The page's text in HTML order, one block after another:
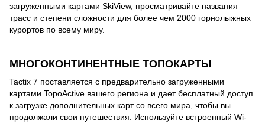
загруженными картами SkiView, просматривайте названия
трасс и степени сложности для более чем 2000 горнолыжных
курортов по всему миру.
МНОГОКОНТИНЕНТНЫЕ ТОПОКАРТЫ
Tactix 7 поставляется с предварительно загруженными
картами TopoActive вашего региона и дает бесплатный доступ
к загрузке дополнительных карт со всего мира, чтобы вы
продолжали свои путешествия. Используйте встроенный Wi-